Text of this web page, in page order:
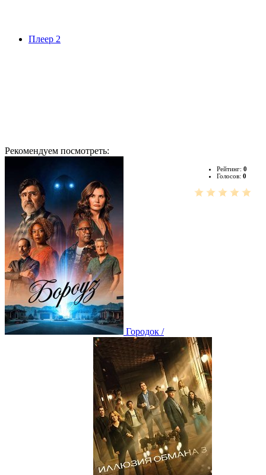
Плеер 2
Рекомендуем посмотреть:
Рейтинг: 0
Голосов: 0
Городок /